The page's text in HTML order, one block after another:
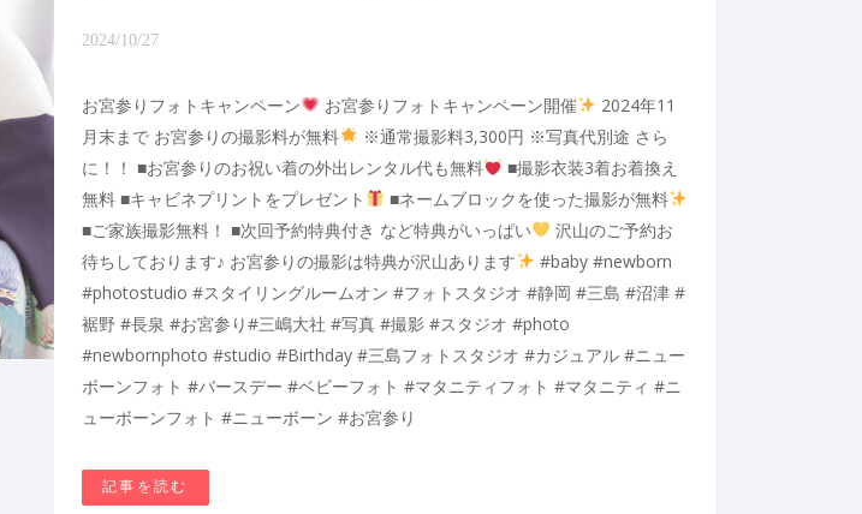
2024/10/27
お宮参りフォトキャンペーン お宮参りフォトキャンペーン開催
2024年11
月末まで お宮参りの撮影料が無料
※通常撮影料3,300円 ※写真代別途 さら
に！！ ■お宮参りのお祝い着の外出レンタル代も無料
■撮影衣装3着お着換え
無料 ■キャビネプリントをプレゼント
■ネームブロックを使った撮影が無料
■ご家族撮影無料！ ■次回予約特典付き など特典がいっぱい
沢山のご予約お
待ちしております♪ お宮参りの撮影は特典が沢山あります
#baby #newborn
#photostudio #スタイリングルームオン #フォトスタジオ #静岡 #三島 #沼津 #
裾野 #長泉 #お宮参り#三嶋大社 #写真 #撮影 #スタジオ #photo
#newbornphoto #studio #Birthday #三島フォトスタジオ #カジュアル #ニュー
ボーンフォト #バースデー #ベビーフォト #マタニティフォト #マタニティ #ニ
ューボーンフォト #ニューボーン #お宮参り
記事を読む